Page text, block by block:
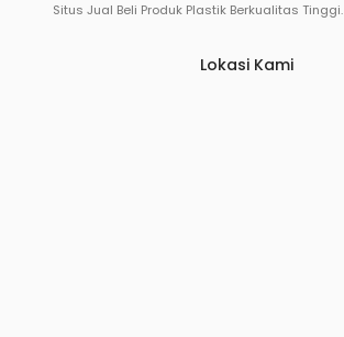
Situs Jual Beli Produk Plastik Berkualitas Tinggi.
Lokasi Kami